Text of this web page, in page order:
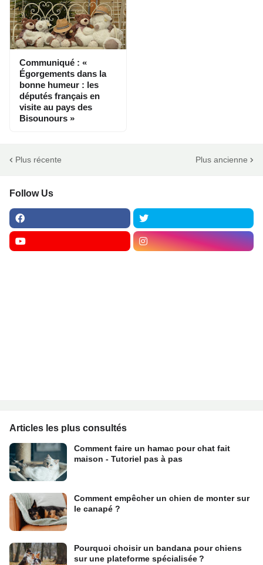
Communiqué : «
Égorgements dans la
bonne humeur : les
députés français en
visite au pays des
Bisounours »
Plus récente Plus ancienne
Follow Us
Articles les plus consultés
Comment faire un hamac pour chat fait
maison - Tutoriel pas à pas
Comment empêcher un chien de monter sur
le canapé ?
Pourquoi choisir un bandana pour chiens
sur une plateforme spécialisée ?